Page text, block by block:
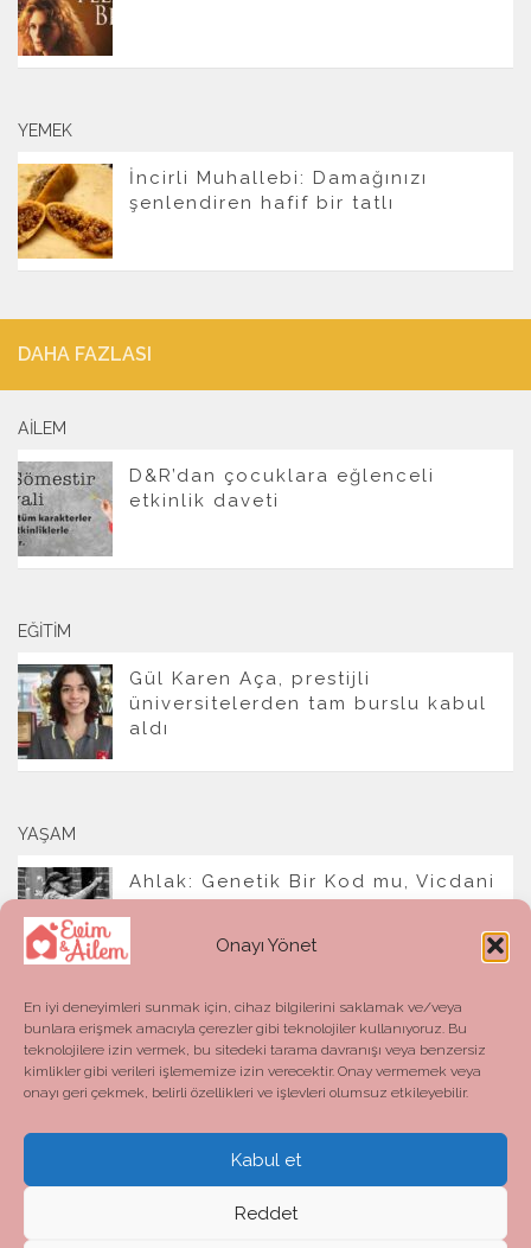
Onayı Yönet
En iyi deneyimleri sunmak için, cihaz bilgilerini saklamak ve/veya
bunlara erişmek amacıyla çerezler gibi teknolojiler kullanıyoruz. Bu
teknolojilere izin vermek, bu sitedeki tarama davranışı veya benzersiz
kimlikler gibi verileri işlememize izin verecektir. Onay vermemek veya
onayı geri çekmek, belirli özellikleri ve işlevleri olumsuz etkileyebilir.
Kabul et
Reddet
YEMEK
İncirli Muhallebi: Damağınızı
şenlendiren hafif bir tatlı
DAHA FAZLASI
AILEM
D&R’dan çocuklara eğlenceli
etkinlik daveti
EĞITIM
Gül Karen Aça, prestijli
üniversitelerden tam burslu kabul
aldı
YAŞAM
Ahlak: Genetik Bir Kod mu, Vicdani
Bir Refleks mi?
Evim ve Ailem © 2026. All Rights Reserved.